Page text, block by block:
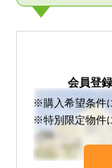
会員登
※購入希望条件
※特別限定物件